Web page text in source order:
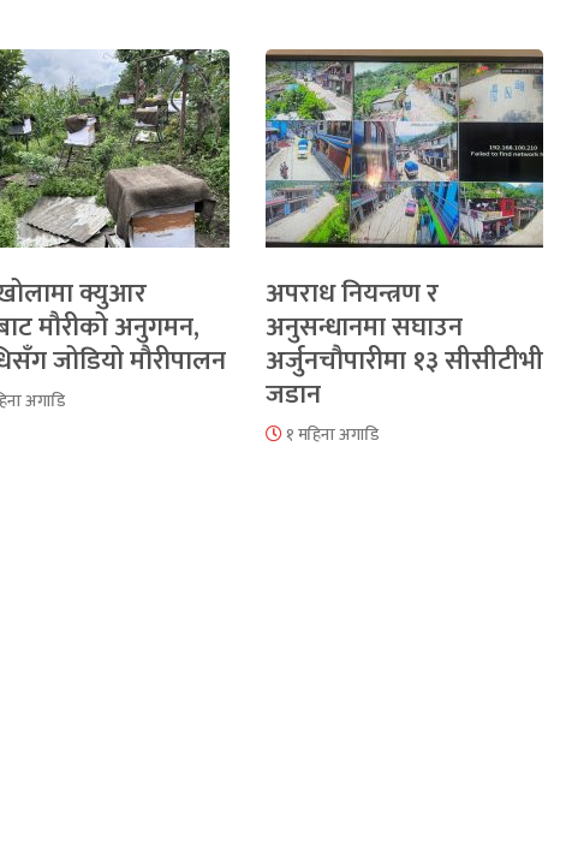
क्युआर
मौरीको अनुगमन,
जोडियो मौरीपालन
अगाडि
अपराध नियन्त्रण र
अनुसन्धानमा सघाउन
अर्जुनचौपारीमा १३ सीसीटीभी
जडान
१ महिना अगाडि